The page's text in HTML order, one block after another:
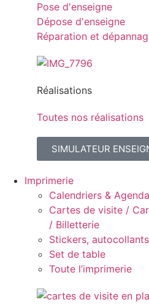
Pose d'enseigne
Dépose d'enseigne
Réparation et
Réalisations
Toutes nos réalisations
SIMULATEUR
Imprimerie
Calendriers &
Cartes de visite /
/ Billetterie
Stickers,
Set de table
Toute l’imprimerie